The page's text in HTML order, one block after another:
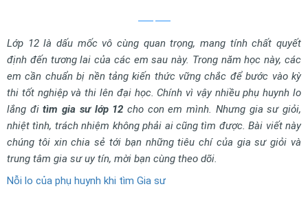
Lớp 12 là dấu mốc vô cùng quan trọng, mang tính chất quyết
định đến tương lai của các em sau này. Trong năm học này, các
em cần chuẩn bị nền tảng kiến thức vững chắc để bước vào kỳ
thi tốt nghiệp và thi lên đại học. Chính vì vậy nhiều phụ huynh lo
lắng đitìm gia sư lớp 12 cho con em mình. Nhưng gia sư giỏi,
nhiệt tình, trách nhiệm không phải ai cũng tìm được. Bài viết này
chúng tôi xin chia sẻ tới bạn những tiêu chí của gia sư giỏi và
trung tâm gia sư uy tín, mời bạn cùng theo dõi.
Nỗi lo của phụ huynh khi tìm Gia sư